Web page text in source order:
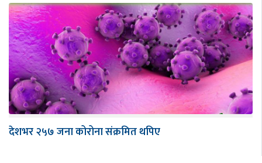
देशभर २५७ जना कोरोना संक्रमित थपिए